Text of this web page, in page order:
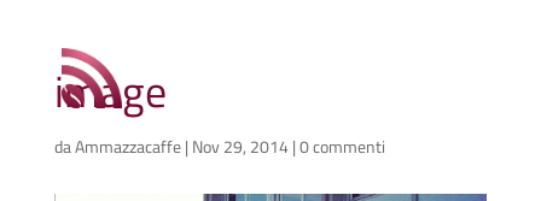
image
daAmmazzacaffe| Nov 29, 2014|0 commenti